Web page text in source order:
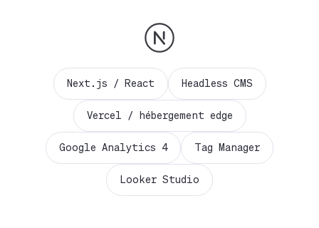
Next.js / React Headless CMS
Vercel / hébergement edge
Google Analytics 4 Tag Manager
Looker Studio